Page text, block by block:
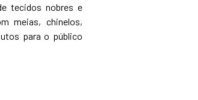
tecidos nobres e
meias, chinelos,
para o público